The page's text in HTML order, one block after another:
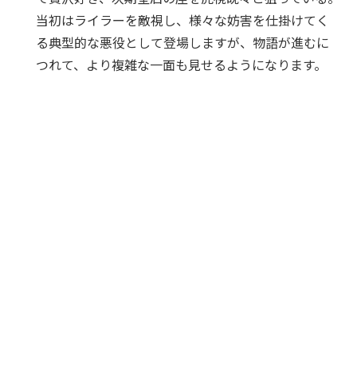
当初はライラーを敵視し、様々な妨害を仕掛けてく
る典型的な悪役として登場しますが、物語が進むに
つれて、より複雑な一面も見せるようになります。